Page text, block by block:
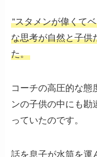
”スタメンが偉くて
な思考が自然と子供
た。
コーチの高圧的な態
ンの子供の中にも勘
っていたのです。
話を息子が水筒を運